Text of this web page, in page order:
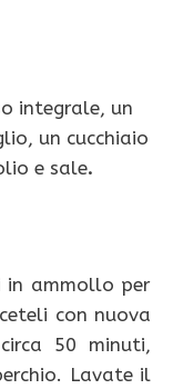
integrale, un
un cucchiaio
e sale.
in ammollo per
con nuova
50 minuti,
Lavate il